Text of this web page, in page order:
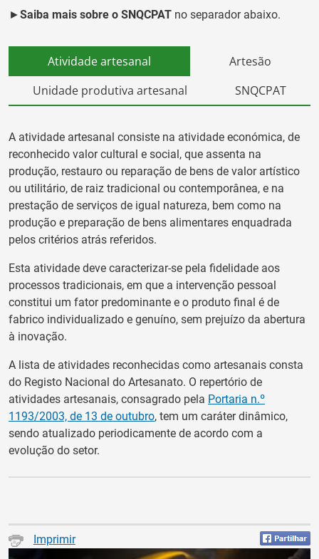
►Saiba mais sobre o SNQCPAT no separador abaixo.
Atividade artesanal
Artesão
Unidade produtiva artesanal
SNQCPAT
A atividade artesanal consiste na atividade económica, de
reconhecido valor cultural e social, que assenta na
produção, restauro ou reparação de bens de valor artístico
ou utilitário, de raiz tradicional ou contemporânea, e na
prestação de serviços de igual natureza, bem como na
produção e preparação de bens alimentares enquadrada
pelos critérios atrás referidos.
Esta atividade deve caracterizar-se pela fidelidade aos
processos tradicionais, em que a intervenção pessoal
constitui um fator predominante e o produto final é de
fabrico individualizado e genuíno, sem prejuízo da abertura
à inovação.
A lista de atividades reconhecidas como artesanais consta
do Registo Nacional do Artesanato. O repertório de
atividades artesanais, consagrado pela Portaria n.º
1193/2003, de 13 de outubro, tem um caráter dinâmico,
sendo atualizado periodicamente de acordo com a
evolução do setor.
Imprimir